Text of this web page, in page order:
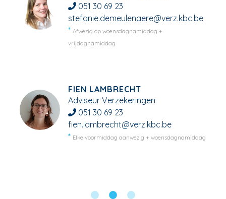
051 30 69 23
stefanie.demeulenaere@verz.kbc.be
Afwezig op woensdagnamiddag +
vrijdagnamiddag
FIEN LAMBRECHT
Adviseur Verzekeringen
051 30 69 23
fien.lambrecht@verz.kbc.be
Elke voormiddag aanwezig + woensdagnamiddag